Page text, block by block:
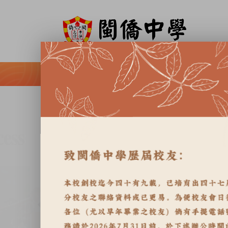
Home About MKC Academic